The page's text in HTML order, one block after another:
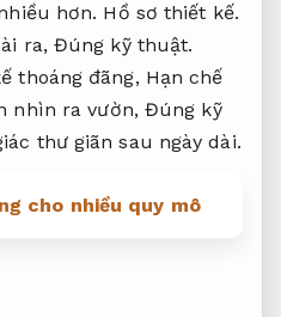
hơn. Hồ sơ thiết kế.
ra, Đúng kỹ thuật.
thoáng đãng, Hạn chế
nhìn ra vườn, Đúng kỹ
thư giãn sau ngày dài.
cho nhiều quy mô